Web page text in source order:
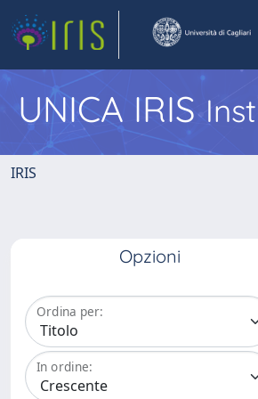
UNICA IRIS
IRIS
Opzioni
Ordina per:
In ordine: